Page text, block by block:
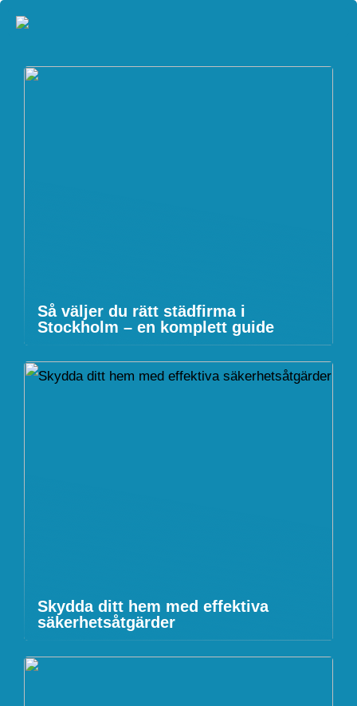
Så väljer du rätt städfirma i
Stockholm – en komplett guide
Skydda ditt hem med effektiva
säkerhetsåtgärder